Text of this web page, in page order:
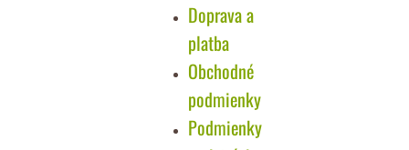
Doprava a
platba
Obchodné
podmienky
Podmienky